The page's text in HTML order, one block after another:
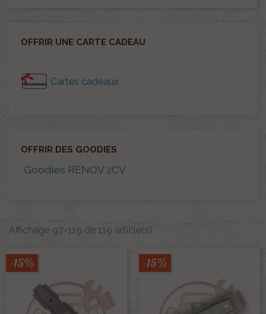
OFFRIR UNE CARTE CADEAU
Cartes cadeaux
OFFRIR DES GOODIES
Goodies RENOV 2CV
Affichage 97-119 de 119 article(s)
-15% -15%